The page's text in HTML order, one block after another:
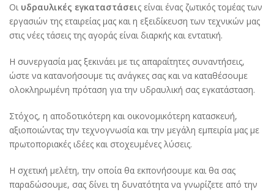
Οιυδραυλικές εγκαταστάσεις είναι ένας ζωτικός τομέας των
εργασιών της εταιρείας μας και η εξειδίκευση των τεχνικών μας
στις νέες τάσεις της αγοράς είναι διαρκής και εντατική.
Η συνεργασία μας ξεκινάει με τις απαραίτητες συναντήσεις,
ώστε να κατανοήσουμε τις ανάγκες σας και να καταθέσουμε
ολοκληρωμένη πρόταση για την υδραυλική σας εγκατάσταση.
Στόχος, η αποδοτικότερη και οικονομικότερη κατασκευή,
αξιοποιώντας την τεχνογνωσία και την μεγάλη εμπειρία μας με
πρωτοποριακές ιδέες και στοχευμένες λύσεις.
Η σχετική μελέτη, την οποία θα εκπονήσουμε και θα σας
παραδώσουμε, σας δίνει τη δυνατότητα να γνωρίζετε από την